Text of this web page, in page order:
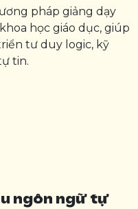
pháp giảng dạy
học giáo dục, giúp
tư duy logic, kỹ
tin.
ngôn ngữ tự